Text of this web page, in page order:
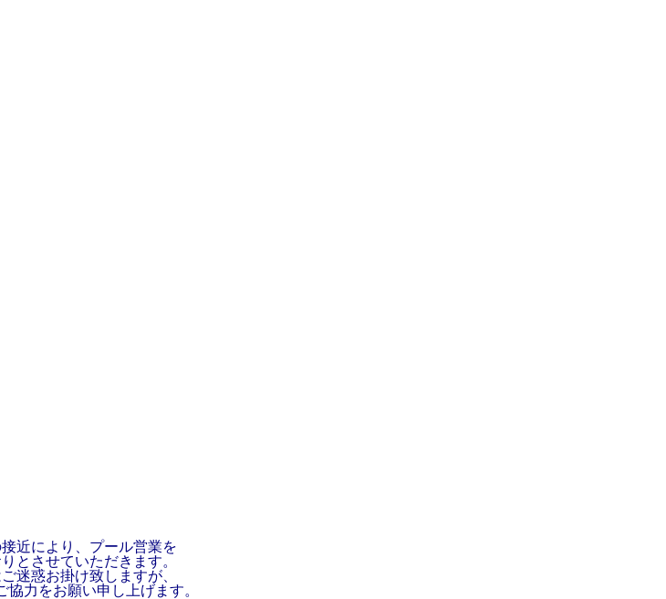
近により、プール営業を
とさせていただきます。
迷惑お掛け致しますが、
協力をお願い申し上げます。